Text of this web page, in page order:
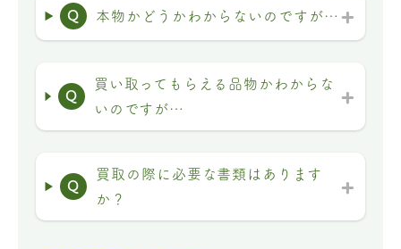
Q 本物かどうかわからないのですが…
Q
買い取ってもらえる品物かわからな
いのですが…
Q
買取の際に必要な書類はあります
か？